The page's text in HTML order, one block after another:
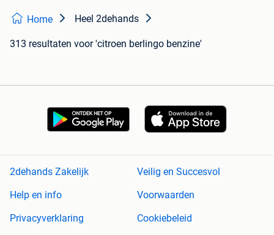
Home Heel 2dehands
313 resultaten voor 'citroen berlingo benzine'
2dehands Zakelijk
Veilig en Succesvol
Help en info
Voorwaarden
Privacyverklaring
Cookiebeleid